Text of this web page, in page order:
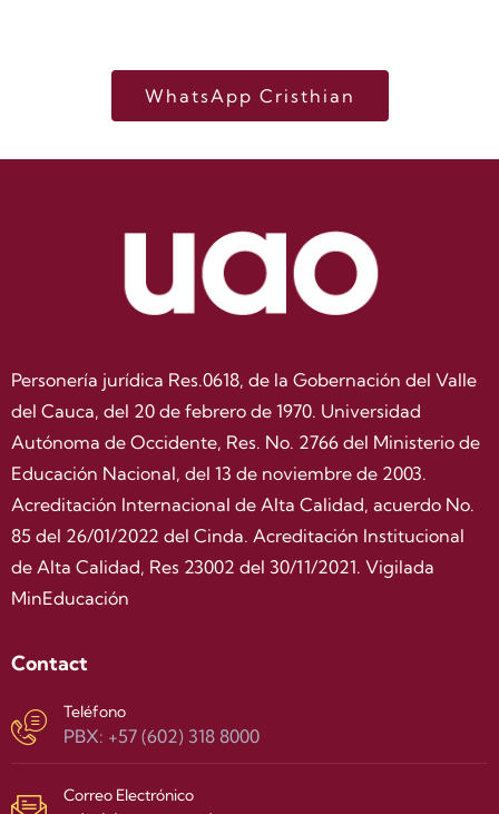
WhatsApp Cristhian
Personería jurídica Res.0618, de la Gobernación del Valle
del Cauca, del 20 de febrero de 1970. Universidad
Autónoma de Occidente, Res. No. 2766 del Ministerio de
Educación Nacional, del 13 de noviembre de 2003.
Acreditación Internacional de Alta Calidad, acuerdo No.
85 del 26/01/2022 del Cinda. Acreditación Institucional
de Alta Calidad, Res 23002 del 30/11/2021. Vigilada
MinEducación
Contact
Teléfono
PBX: +57 (602) 318 8000
Correo Electrónico